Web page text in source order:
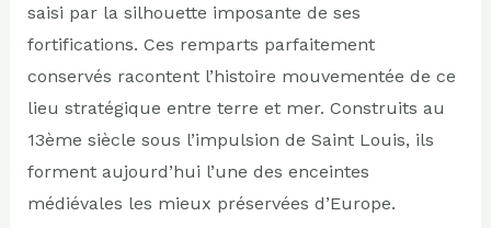
saisi par la silhouette imposante de ses
fortifications. Ces remparts parfaitement
conservés racontent l’histoire mouvementée de ce
lieu stratégique entre terre et mer. Construits au
13ème siècle sous l’impulsion de Saint Louis, ils
forment aujourd’hui l’une des enceintes
médiévales les mieux préservées d’Europe.